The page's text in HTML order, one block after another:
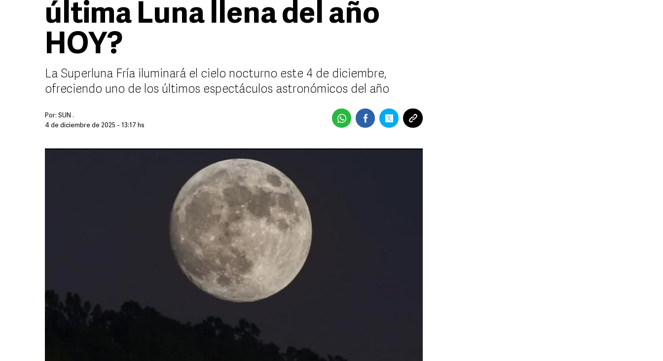
última Luna llena del año
HOY?
La Superluna Fría iluminará el cielo nocturno este 4 de diciembre,
ofreciendo uno de los últimos espectáculos astronómicos del año
Por: SUN .
4 de diciembre de 2025 - 13:17 hs